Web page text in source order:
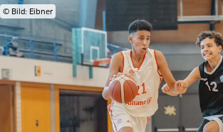
© Bild: Eibner